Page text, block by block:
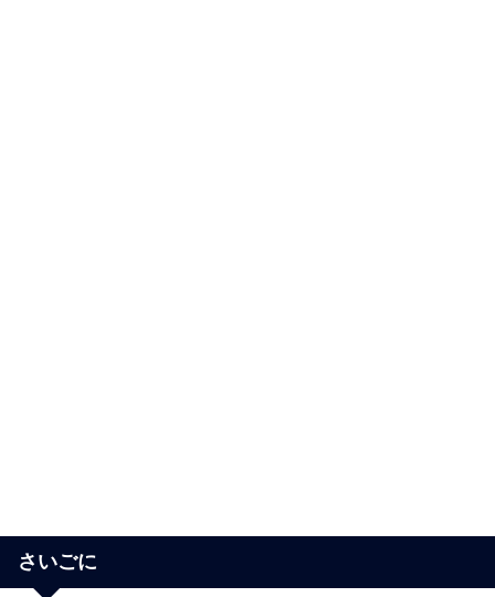
さいごに